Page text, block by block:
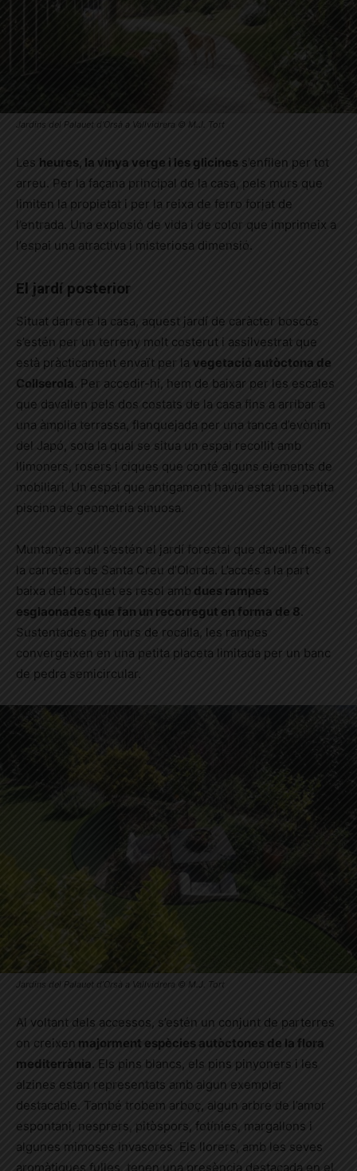
Jardins del Palauet d’Orsà a Vallvidrera © M.J. Tort
Les heures, la vinya verge i les glicines s’enfilen per tot
arreu. Per la façana principal de la casa, pels murs que
limiten la propietat i per la reixa de ferro forjat de
l’entrada. Una explosió de vida i de color que imprimeix a
l’espai una atractiva i misteriosa dimensió.
El jardí posterior
Situat darrere la casa, aquest jardí de caràcter boscós
s’estén per un terreny molt costerut i assilvestrat que
està pràcticament envaït per la vegetació autòctona de
Collserola. Per accedir-hi, hem de baixar per les escales
que davallen pels dos costats de la casa fins a arribar a
una àmplia terrassa, flanquejada per una tanca d’evònim
del Japó, sota la qual se situa un espai recollit amb
llimoners, rosers i ciques que conté alguns elements de
mobiliari. Un espai que antigament havia estat una petita
piscina de geometria sinuosa.
Muntanya avall s’estén el jardí forestal que davalla fins a
la carretera de Santa Creu d’Olorda. L’accés a la part
baixa del bosquet es resol amb dues rampes
esglaonades que fan un recorregut en forma de 8.
Sustentades per murs de rocalla, les rampes
convergeixen en una petita placeta limitada per un banc
de pedra semicircular.
Jardins del Palauet d’Orsà a Vallvidrera © M.J. Tort
Al voltant dels accessos, s’estén un conjunt de parterres
on creixen majorment espècies autòctones de la flora
mediterrània. Els pins blancs, els pins pinyoners i les
alzines estan representats amb algun exemplar
destacable. També trobem arboç, algun arbre de l’amor
espontani, nesprers, pitòspors, fotínies, margallons i
algunes mimoses invasores. Els llorers, amb les seves
aromàtiques fulles, tenen una presència destacada en el